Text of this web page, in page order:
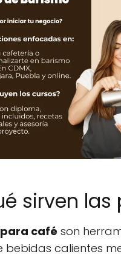
sirven
café son
bebidas calientes